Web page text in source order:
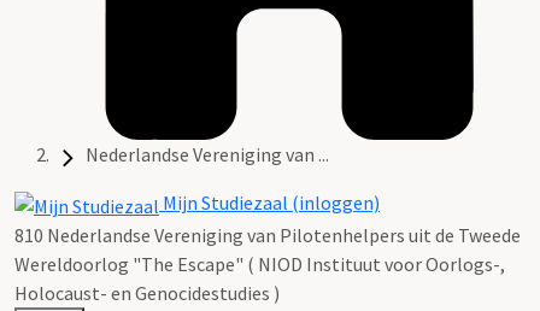
Nederlandse Vereniging van ...
Mijn Studiezaal (inloggen)
810 Nederlandse Vereniging van Pilotenhelpers uit de Tweede
Wereldoorlog "The Escape" ( NIOD Instituut voor Oorlogs-,
Holocaust- en Genocidestudies )